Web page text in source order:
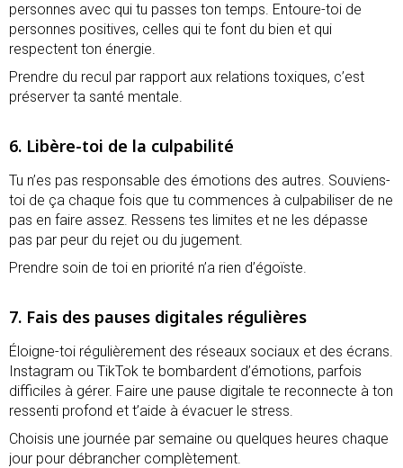
personnes avec qui tu passes ton temps. Entoure-toi de
personnes positives, celles qui te font du bien et qui
respectent ton énergie.
Prendre du recul par rapport aux relations toxiques, c’est
préserver ta santé mentale.
6. Libère-toi de la culpabilité
Tu n’es pas responsable des émotions des autres. Souviens-
toi de ça chaque fois que tu commences à culpabiliser de ne
pas en faire assez. Ressens tes limites et ne les dépasse
pas par peur du rejet ou du jugement.
Prendre soin de toi en priorité n’a rien d’égoïste.
7. Fais des pauses digitales régulières
Éloigne-toi régulièrement des réseaux sociaux et des écrans.
Instagram ou TikTok te bombardent d’émotions, parfois
difficiles à gérer. Faire une pause digitale te reconnecte à ton
ressenti profond et t’aide à évacuer le stress.
Choisis une journée par semaine ou quelques heures chaque
jour pour débrancher complètement.